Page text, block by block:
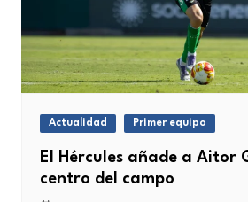
Actualidad Primer equipo
El Hércules añade a Aitor
centro del campo